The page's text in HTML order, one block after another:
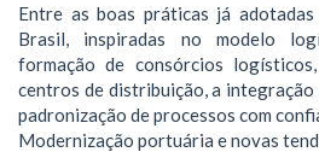
Entre as boas práticas já
Brasil, inspiradas no modelo
formação de consórcios
centros de distribuição, a
padronização de processos com
Modernização portuária e novas